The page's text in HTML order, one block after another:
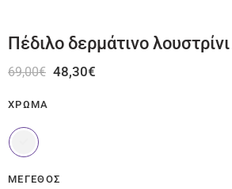
Πέδιλο δερμάτινο
69,00€ 48,30€
ΧΡΏΜΑ
ΜΈΓΕΘΟΣ